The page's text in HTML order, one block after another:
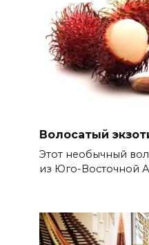
Волосатый
Этот необычный
из Юго-Восточной